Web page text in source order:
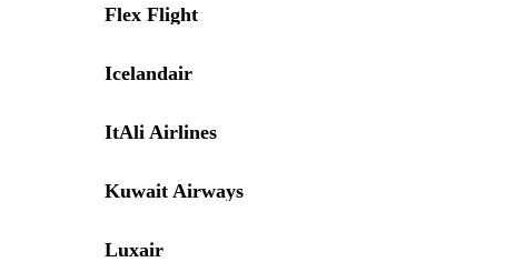
Flex Flight
Icelandair
ItAli Airlines
Kuwait Airways
Luxair